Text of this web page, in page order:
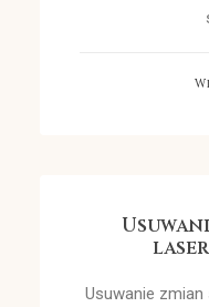
Usuwanie